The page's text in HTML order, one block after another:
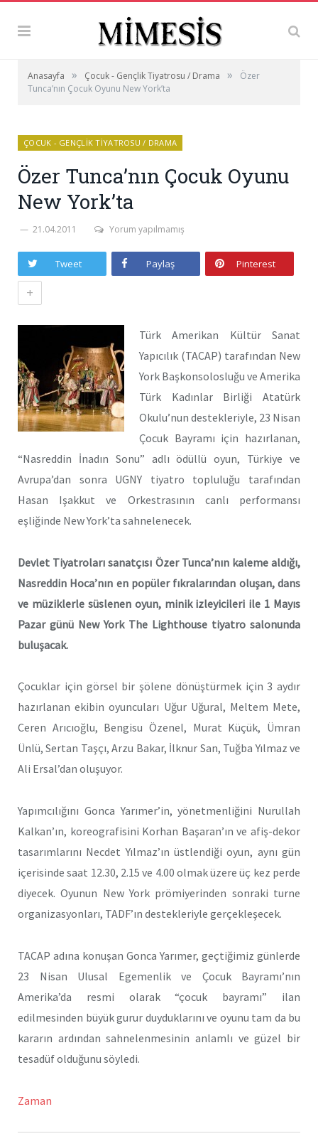
Anasayfa » Çocuk - Gençlik Tiyatrosu / Drama »
Özer
Tunca’nın Çocuk Oyunu New York’ta
ÇOCUK - GENÇLIK TIYATROSU / DRAMA
Özer Tunca’nın Çocuk Oyunu
New York’ta
21.04.2011 Yorum yapılmamış
Tweet Paylaş Pinterest
+
Türk Amerikan Kültür Sanat
Yapıcılık (TACAP) tarafından New
York Başkonsolosluğu ve Amerika
Türk Kadınlar Birliği Atatürk
Okulu’nun destekleriyle, 23 Nisan
Çocuk Bayramı için hazırlanan,
“Nasreddin İnadın Sonu” adlı ödüllü oyun, Türkiye ve
Avrupa’dan sonra UGNY tiyatro topluluğu tarafından
Hasan Işakkut ve Orkestrasının canlı performansı
eşliğinde New York’ta sahnelenecek.
Devlet Tiyatroları sanatçısı Özer Tunca’nın kaleme aldığı,
Nasreddin Hoca’nın en popüler fıkralarından oluşan, dans
ve müziklerle süslenen oyun, minik izleyicileri ile 1 Mayıs
Pazar günü New York The Lighthouse tiyatro salonunda
buluşacak.
Çocuklar için görsel bir şölene dönüştürmek için 3 aydır
hazırlanan ekibin oyuncuları Uğur Uğural, Meltem Mete,
Ceren Arıcıoğlu, Bengisu Özenel, Murat Küçük, Ümran
Ünlü, Sertan Taşçı, Arzu Bakar, İlknur San, Tuğba Yılmaz ve
Ali Ersal’dan oluşuyor.
Yapımcılığını Gonca Yarımer’in, yönetmenliğini Nurullah
Kalkan’ın, koreografisini Korhan Başaran’ın ve afiş-dekor
tasarımlarını Necdet Yılmaz’ın üstlendiği oyun, aynı gün
içerisinde saat 12.30, 2.15 ve 4.00 olmak üzere üç kez perde
diyecek. Oyunun New York prömiyerinden sonraki turne
organizasyonları, TADF’ın destekleriyle gerçekleşecek.
TACAP adına konuşan Gonca Yarımer, geçtiğimiz günlerde
23 Nisan Ulusal Egemenlik ve Çocuk Bayramı’nın
Amerika’da resmi olarak “çocuk bayramı” ilan
edilmesinden büyük gurur duyduklarını ve oyunu tam da bu
kararın ardından sahnelenmesinin anlamlı ve güzel bir
tesadüf olduğunu söyledi.
Zaman